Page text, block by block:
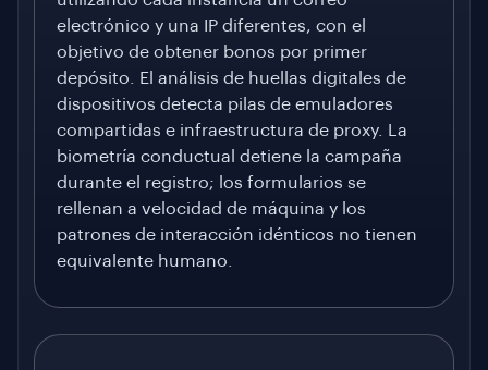
electrónico y una IP diferentes, con el
objetivo de obtener bonos por primer
depósito. El análisis de huellas digitales de
dispositivos detecta pilas de emuladores
compartidas e infraestructura de proxy. La
biometría conductual detiene la campaña
durante el registro; los formularios se
rellenan a velocidad de máquina y los
patrones de interacción idénticos no tienen
equivalente humano.